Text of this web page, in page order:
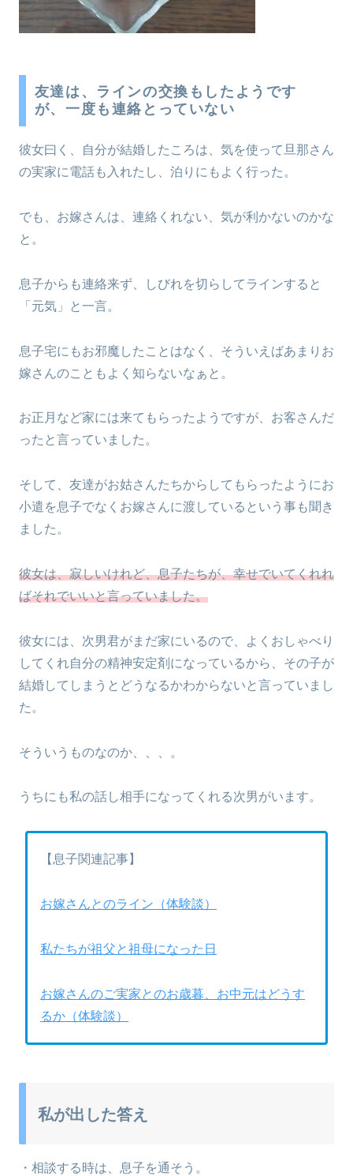
友達は、ラインの交換もしたようです
が、一度も連絡とっていない
彼女曰く、自分が結婚したころは、気を使って旦那さん
の実家に電話も入れたし、泊りにもよく行った。
でも、お嫁さんは、連絡くれない、気が利かないのかな
と。
息子からも連絡来ず、しびれを切らしてラインすると
「元気」と一言。
息子宅にもお邪魔したことはなく、そういえばあまりお
嫁さんのこともよく知らないなぁと。
お正月など家には来てもらったようですが、お客さんだ
ったと言っていました。
そして、友達がお姑さんたちからしてもらったようにお
小遣を息子でなくお嫁さんに渡しているという事も聞き
ました。
彼女は、寂しいけれど、息子たちが、幸せでいてくれれ
ばそれでいいと言っていました。
彼女には、次男君がまだ家にいるので、よくおしゃべり
してくれ自分の精神安定剤になっているから、その子が
結婚してしまうとどうなるかわからないと言っていまし
た。
そういうものなのか、、、。
うちにも私の話し相手になってくれる次男がいます。
【息子関連記事】
お嫁さんとのライン（体験談）
私たちが祖父と祖母になった日
お嫁さんのご実家とのお歳暮、お中元はどうす
るか（体験談）
私が出した答え
・相談する時は、息子を通そう。